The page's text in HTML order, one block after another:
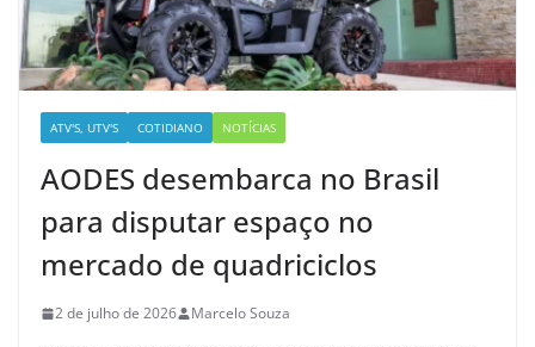
ATV'S, UTV'S COTIDIANO NOTÍCIAS
AODES desembarca no Brasil
para disputar espaço no
mercado de quadriciclos
2 de julho de 2026 Marcelo Souza